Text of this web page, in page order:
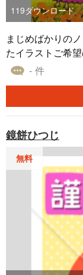
119ダウンロード
まじめばかりの
たイラストご希
なので外注の業
- 件
鏡餅ひつじ
無料